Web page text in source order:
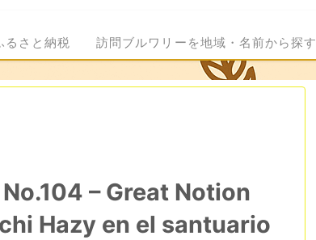
るさと納税 訪問ブルワリーを地域・名前から探す
– Great Notion
Hazy en el santuario